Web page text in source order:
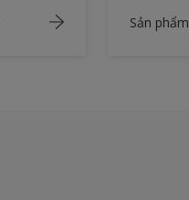
Sản phẩm